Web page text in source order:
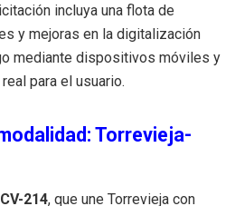
incluya una flota de
y mejoras en la digitalización
mediante dispositivos móviles y
para el usuario.
Torrevieja-
CV-214, que une Torrevieja con